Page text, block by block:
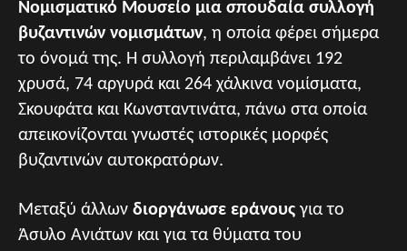
Νομισματικό Μουσείο μια σπουδαία συλλογή
βυζαντινών νομισμάτων, η οποία φέρει σήμερα
το όνομά της. Η συλλογή περιλαμβάνει 192
χρυσά, 74 αργυρά και 264 χάλκινα νομίσματα,
Σκουφάτα και Κωνσταντινάτα, πάνω στα οποία
απεικονίζονται γνωστές ιστορικές μορφές
βυζαντινών αυτοκρατόρων.
Μεταξύ άλλων διοργάνωσε εράνους για το
Άσυλο Ανιάτων και για τα θύματα του